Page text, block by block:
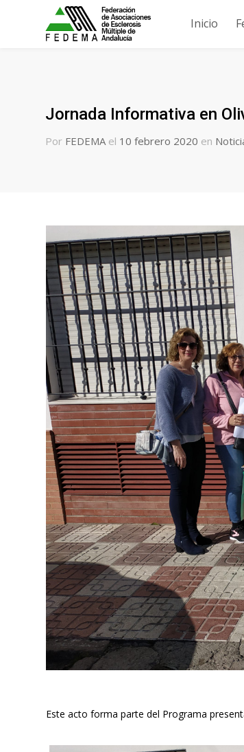
Inicio
Jornada Informativa en
Por FEDEMA el 10 febrero 2020 en
Este acto forma parte del Programa